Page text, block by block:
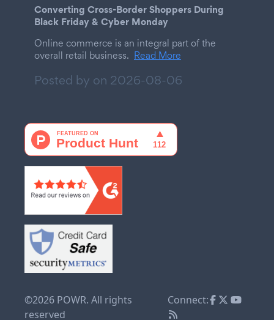
Converting Cross-Border Shoppers During
Black Friday & Cyber Monday
Online commerce is an integral part of the
overall retail business. Read More
Posted by on 2026-08-06
©2026 POWR. All rights
reserved
Connect: